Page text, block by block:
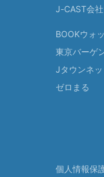
J-CAST会
BOOKウォ
東京バーゲ
Jタウンネッ
ゼロまる
個人情報保